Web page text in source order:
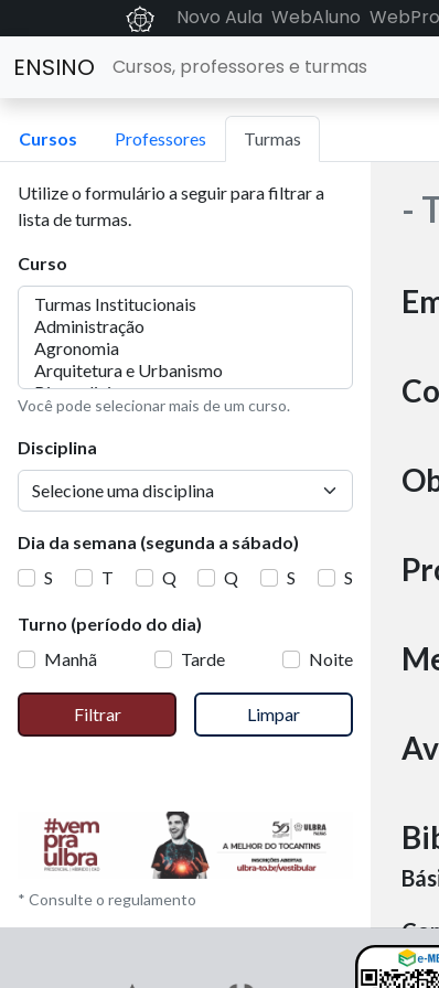
Novo Aula WebAluno
ENSINO Cursos, professores e turmas
Cursos Professores Turmas
Utilize o formulário a seguir para filtrar a
lista de turmas.
Curso
Você pode selecionar mais de um curso.
Disciplina
Dia da semana (segunda a sábado)
S
T Q Q S S
Turno (período do dia)
Manhã
Tarde Noite
Filtrar Limpar
* Consulte o regulamento
-